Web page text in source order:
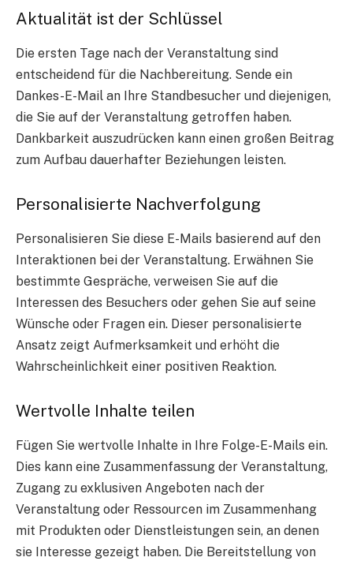
Aktualität ist der Schlüssel
Die ersten Tage nach der Veranstaltung sind
entscheidend für die Nachbereitung. Sende ein
Dankes-E-Mail an Ihre Standbesucher und diejenigen,
die Sie auf der Veranstaltung getroffen haben.
Dankbarkeit auszudrücken kann einen großen Beitrag
zum Aufbau dauerhafter Beziehungen leisten.
Personalisierte Nachverfolgung
Personalisieren Sie diese E-Mails basierend auf den
Interaktionen bei der Veranstaltung. Erwähnen Sie
bestimmte Gespräche, verweisen Sie auf die
Interessen des Besuchers oder gehen Sie auf seine
Wünsche oder Fragen ein. Dieser personalisierte
Ansatz zeigt Aufmerksamkeit und erhöht die
Wahrscheinlichkeit einer positiven Reaktion.
Wertvolle Inhalte teilen
Fügen Sie wertvolle Inhalte in Ihre Folge-E-Mails ein.
Dies kann eine Zusammenfassung der Veranstaltung,
Zugang zu exklusiven Angeboten nach der
Veranstaltung oder Ressourcen im Zusammenhang
mit Produkten oder Dienstleistungen sein, an denen
sie Interesse gezeigt haben. Die Bereitstellung von